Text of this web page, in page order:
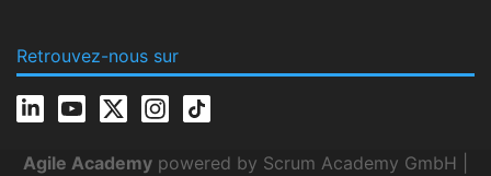
Retrouvez-nous sur
Agile Academy powered by Scrum Academy GmbH |